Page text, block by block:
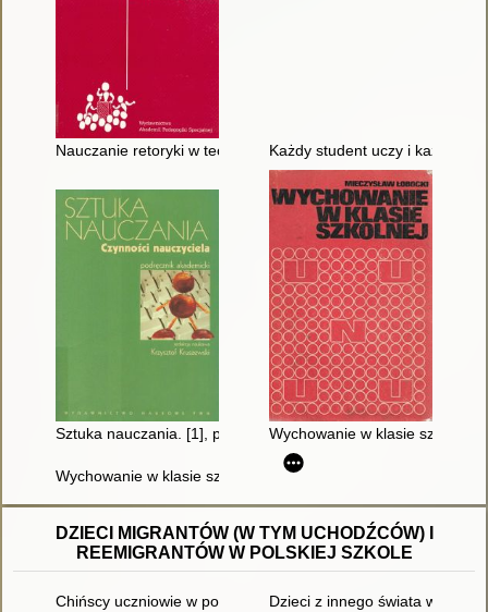
Nauczanie retoryki w teorii i praktyceKażdy student uczy i każdy
Sztuka nauczania. [1], podręcznik akademickiWychowanie w klasie szkolnej
Wychowanie w klasie szkolnej : z zagadnień dynamiki
DZIECI MIGRANTÓW (W TYM UCHODŹCÓW) I
REEMIGRANTÓW W POLSKIEJ SZKOLE
Chińscy uczniowie w polskiej szkoleDzieci z innego świata w